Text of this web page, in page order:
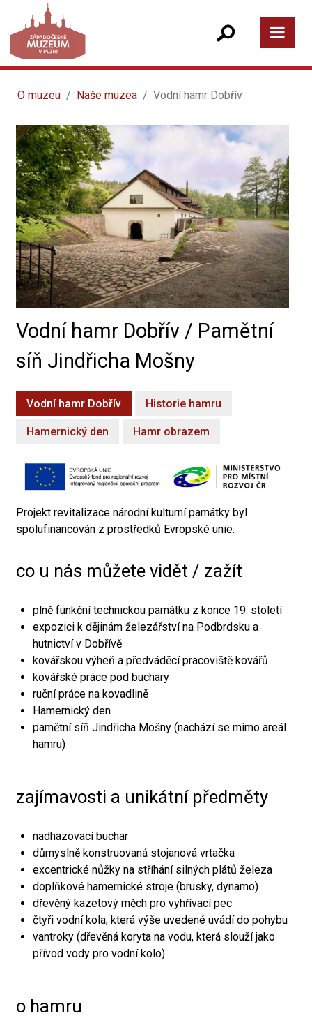
O muzeu Naše muzea Vodní hamr Dobřív
Vodní hamr Dobřív / Pamětní
síň Jindřicha Mošny
Vodní hamr Dobřív Historie hamru
Hamernický den Hamr obrazem
Projekt revitalizace národní kulturní památky byl
spolufinancován z prostředků Evropské unie.
co u nás můžete vidět / zažít
plně funkční technickou památku z konce 19. století
expozici k dějinám železářství na Podbrdsku a
hutnictví v Dobřívě
kovářskou výheň a předváděcí pracoviště kovářů
kovářské práce pod buchary
ruční práce na kovadlině
Hamernický den
pamětní síň Jindřicha Mošny (nachází se mimo areál
hamru)
zajímavosti a unikátní předměty
nadhazovací buchar
důmyslně konstruovaná stojanová vrtačka
excentrické nůžky na stříhání silných plátů železa
doplňkové hamernické stroje (brusky, dynamo)
dřevěný kazetový měch pro vyhřívací pec
čtyři vodní kola, která výše uvedené uvádí do pohybu
vantroky (dřevěná koryta na vodu, která slouží jako
přívod vody pro vodní kolo)
o hamru